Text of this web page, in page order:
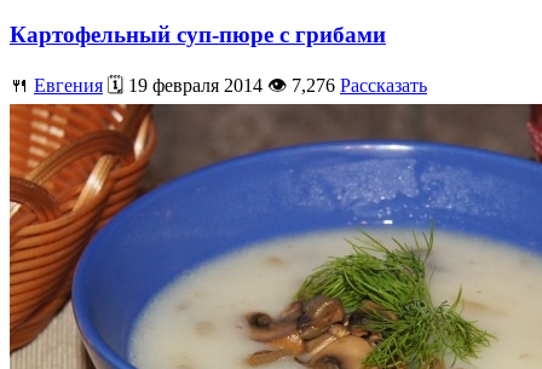
Картофельный суп-пюре с грибами
🍴 Евгения 🗓️ 19 февраля 2014 👁️ 7,276 Рассказать